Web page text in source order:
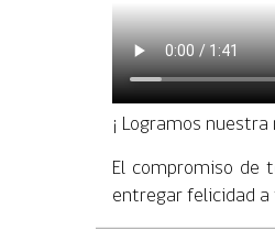
¡ Logramos nuestra
El compromiso de
entregar felicidad a